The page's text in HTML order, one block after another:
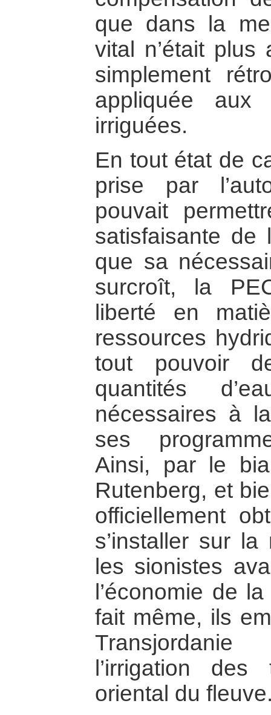
que dans la
vital n’était plus
simplement
appliquée aux
irriguées.
En tout état de
prise par
pouvait
satisfaisante de
que sa
surcroît, la
liberté en
ressources
tout pouvoir
quantités
nécessaires à
ses
Ainsi, par le
Rutenberg, et
officiellement
s’installer sur
les sionistes
l’économie de
fait même, ils
l’irrigation
oriental du